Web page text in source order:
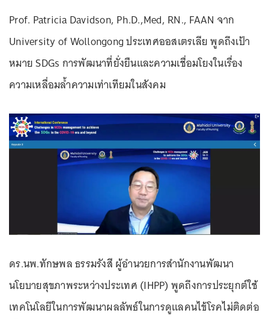
Prof. Patricia Davidson, Ph.D.,Med, RN., FAAN จาก
University of Wollongong ประเทศออสเตรเลีย พูดถึงเป้า
หมาย SDGs การพัฒนาที่ยั่งยืนและความเชื่อมโยงในเรื่อง
ความเหลื่อมล้ำความเท่าเทียมในสังคม
ดร.นพ.ทักษพล ธรรมรังสี ผู้อำนวยการสำนักงานพัฒนา
นโยบายสุขภาพระหว่างประเทศ (IHPP) พูดถึงการประยุกต์ใช้
เทคโนโลยีในการพัฒนาผลลัพธ์ในการดูแลคนไข้โรคไม่ติดต่อ